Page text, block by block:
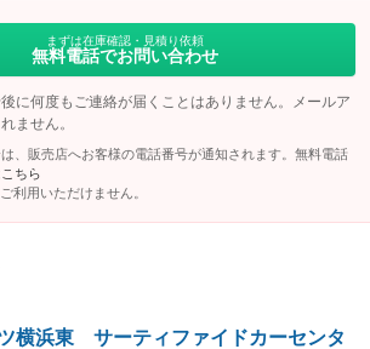
：装備なし
展示・試乗車
：装備なし
ETC2.0
スマートキー
ランフラットタイヤ
：装備なし
3列シート
：装備なし
：装備なし
：装備なし
まずは在庫確認・見積り依頼
無料電話でお問い合わせ
に何度もご連絡が届くことはありません。メールア
ません。
、販売店へお客様の電話番号が通知されます。無料電話
こちら
利用いただけません。
横浜東 サーティファイドカーセンタ